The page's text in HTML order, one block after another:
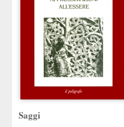
Saggi